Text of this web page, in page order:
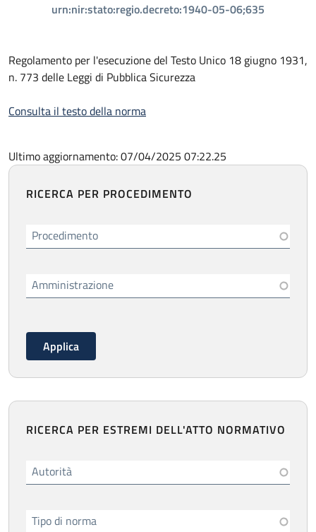
urn:nir:stato:regio.decreto:1940-05-06;635
Regolamento per l'esecuzione del Testo Unico 18 giugno 1931,
n. 773 delle Leggi di Pubblica Sicurezza
Consulta il testo della norma
Ultimo aggiornamento: 07/04/2025 07:22.25
RICERCA PER PROCEDIMENTO
Procedimento
Amministrazione
RICERCA PER ESTREMI DELL'ATTO NORMATIVO
Autorità
Tipo di norma